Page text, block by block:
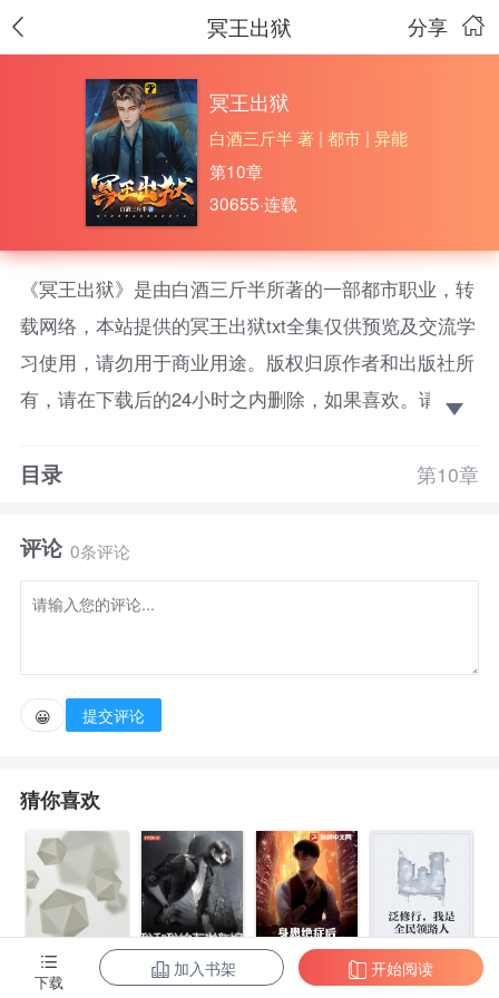
分享
冥王出狱
冥王出狱
白酒三斤半 著 | 都市 |异能
第10章
30655·连载
《冥王出狱》是由白酒三斤半所著的一部都市职业，转
载网络，本站提供的冥王出狱txt全集仅供预览及交流学
习使用，请勿用于商业用途。版权归原作者和出版社所
有，请在下载后的24小时之内删除，如果喜欢。请支持
入狱体验生活，一年后突然出狱，全球各国都慌了……
目录 第10章
评论 0条评论
😀 提交评论
猜你喜欢
都市第一至尊 我和我的古代
身患绝症后，
泛修行，我是
下载
加入书架 开始阅读